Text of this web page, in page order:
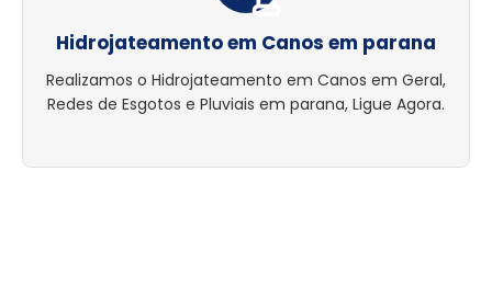
Hidrojateamento em Canos em parana
Realizamos o Hidrojateamento em Canos em Geral,
Redes de Esgotos e Pluviais em parana, Ligue Agora.